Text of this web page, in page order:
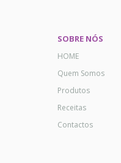
SOBRE NÓS
HOME
Quem Somos
Produtos
Receitas
Contactos